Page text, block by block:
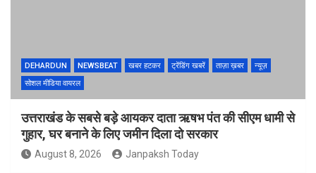
DEHARDUN NEWSBEAT खबर हटकर ट्रेंडिंग खबरें ताज़ा ख़बर
न्यूज़
सोशल मीडिया वायरल
उत्तराखंड के सबसे बड़े आयकर दाता ऋषभ पंत की सीएम धामी से
गुहार, घर बनाने के लिए जमीन दिला दो सरकार
August 8, 2026 Janpaksh Today